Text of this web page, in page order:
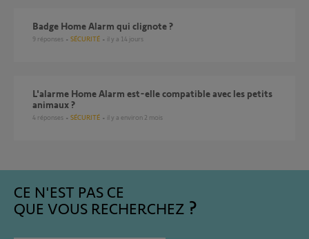
Badge Home Alarm qui clignote ?
9 réponses SÉCURITÉ il y a 14 jours
L'alarme Home Alarm est-elle compatible avec les petits
animaux ?
4 réponses SÉCURITÉ il y a environ 2 mois
CE N'EST PAS CE
QUE VOUS RECHERCHEZ